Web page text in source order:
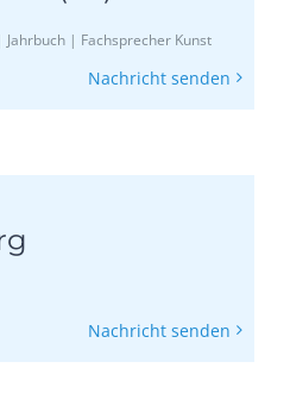
| Fachsprecher Kunst
Nachricht senden
Nachricht senden